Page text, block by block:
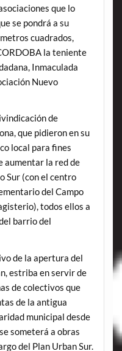
que lo
se pondrá a su
cuadrados,
la teniente
Inmaculada
Nuevo
de
que pidieron en su
local para fines
aumentar la red de
Sur (con el centro
del Campo
todos ellos a
barrio del
de la apertura del
estriba en servir de
de colectivos que
de la antigua
municipal desde
someterá a obras
del Plan Urban Sur.